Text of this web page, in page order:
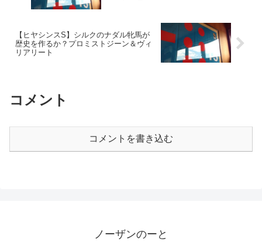
【ヒヤシンスS】シルクのナダル牝馬が
歴史を作るか？プロミストジーン＆ヴィ
リアリート
コメント
コメントを書き込む
ノーザンのーと